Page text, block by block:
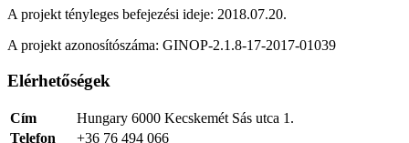
A projekt tényleges befejezési ideje: 2018.07.20.
A projekt azonosítószáma: GINOP-2.1.8-17-2017-01039
Elérhetőségek
Cím
Hungary 6000 Kecskemét Sás utca 1.
Telefon
+36 76 494 066